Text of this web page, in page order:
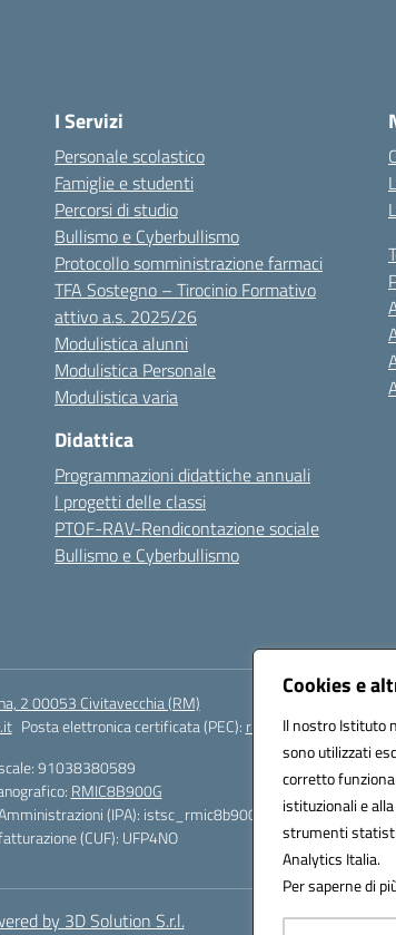
Cookies e
Il nostro Istituto
sono utilizzati
corretto
istituzionali e
strumenti
Analytics Italia.
Per saperne di
I Servizi
Personale scolastico
Famiglie e studenti
Percorsi di studio
Bullismo e Cyberbullismo
Protocollo somministrazione farmaci
TFA Sostegno – Tirocinio Formativo
attivo a.s. 2025/26
Modulistica alunni
Modulistica Personale
Modulistica varia
Didattica
Programmazioni didattiche annuali
I progetti delle classi
PTOF-RAV-Rendicontazione sociale
Bullismo e Cyberbullismo
2 00053 Civitavecchia (RM)
Posta elettronica certificata (PEC):
91038380589
RMIC8B900G
(IPA): istsc_rmic8b900g
(CUF): UFP4NO
by 3D Solution S.r.l.